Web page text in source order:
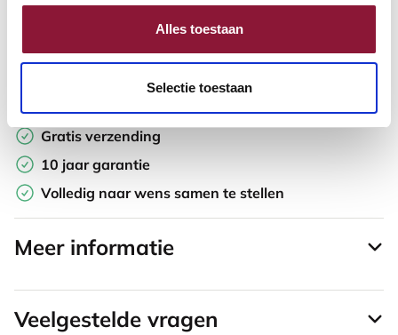
Alles toestaan
Selectie toestaan
direct een offerte op maat aan.
Toevoegen aan vergelijker
Gratis verzending
10 jaar garantie
Volledig naar wens samen te stellen
Meer informatie
Veelgestelde vragen